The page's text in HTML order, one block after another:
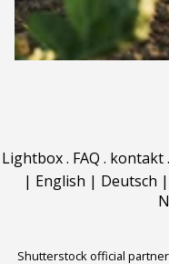
Lightbox. FAQ . kontakt.
| English | Deutsch |
Shutterstock official